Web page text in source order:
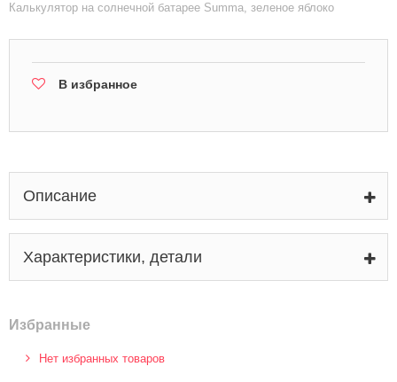
Калькулятор на солнечной батарее Summa, зеленое яблоко
В избранное
Описание
Характеристики, детали
Избранные
Нет избранных товаров